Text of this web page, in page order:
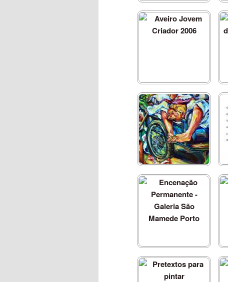
(A)casos na pintura
Aveiro Jovem Criador
2006
À procura de um lugar na
terra
À
Encenação Permanente -
Galeria São Mamede Porto